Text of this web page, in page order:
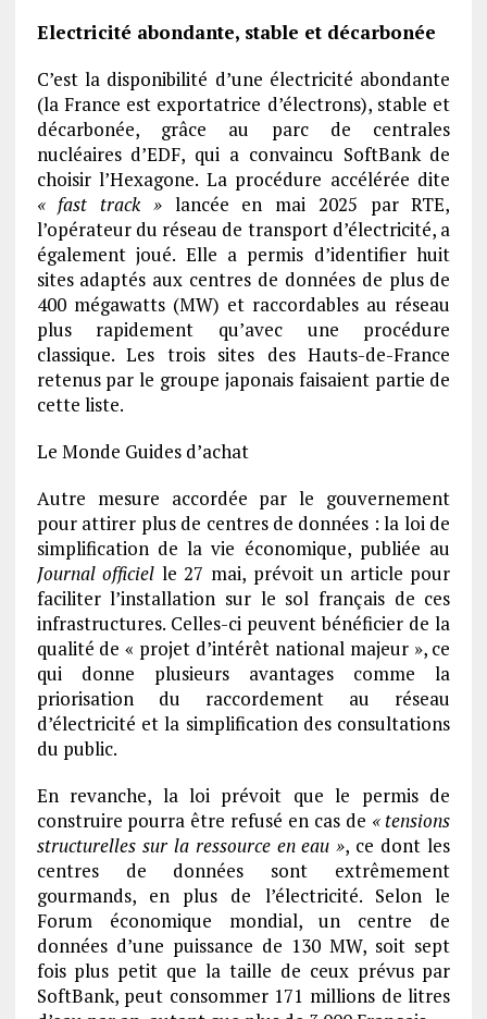
Electricité abondante, stable et décarbonée
C’est la disponibilité d’une électricité abondante
(la France est exportatrice d’électrons), stable et
décarbonée, grâce au parc de centrales
nucléaires d’EDF, qui a convaincu SoftBank de
choisir l’Hexagone. La procédure accélérée dite
« fast track » lancée en mai 2025 par RTE,
l’opérateur du réseau de transport d’électricité, a
également joué. Elle a permis d’identifier huit
sites adaptés aux centres de données de plus de
400 mégawatts (MW) et raccordables au réseau
plus rapidement qu’avec une procédure
classique. Les trois sites des Hauts-de-France
retenus par le groupe japonais faisaient partie de
cette liste.
Le Monde Guides d’achat
Autre mesure accordée par le gouvernement
pour attirer plus de centres de données : la loi de
simplification de la vie économique, publiée au
Journal officiel le 27 mai, prévoit un article pour
faciliter l’installation sur le sol français de ces
infrastructures. Celles-ci peuvent bénéficier de la
qualité de « projet d’intérêt national majeur », ce
qui donne plusieurs avantages comme la
priorisation du raccordement au réseau
d’électricité et la simplification des consultations
du public.
En revanche, la loi prévoit que le permis de
construire pourra être refusé en cas de « tensions
structurelles sur la ressource en eau », ce dont les
centres de données sont extrêmement
gourmands, en plus de l’électricité. Selon le
Forum économique mondial, un centre de
données d’une puissance de 130 MW, soit sept
fois plus petit que la taille de ceux prévus par
SoftBank, peut consommer 171 millions de litres